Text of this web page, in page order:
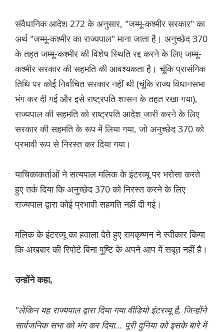
संवैधानिक आदेश 272 के अनुसार, "जम्मू-कश्मीर सरकार" का
अर्थ "जम्मू-कश्मीर का राज्यपाल" माना जाता है। अनुच्छेद 370
के तहत जम्मू-कश्मीर की विशेष स्थिति रद्द करने के लिए जम्मू-
कश्मीर सरकार की सहमति की आवश्यकता है। चूंकि प्रासंगिक
तिथि पर कोई निर्वाचित सरकार नहीं थी (चूंकि राज्य विधानसभा
भंग कर दी गई और इसे राष्ट्रपति शासन के तहत रखा गया),
राज्यपाल की सहमति को राष्ट्रपति आदेश जारी करने के लिए
सरकार की सहमति के रूप में लिया गया, जो अनुच्छेद 370 को
प्रभावी रूप से निरस्त कर दिया गया।
याचिकाकर्ताओं ने सत्यपाल मलिक के इंटरव्यू पर भरोसा करते
हुए तर्क दिया कि अनुच्छेद 370 को निरस्त करने के लिए
राज्यपाल द्वारा कोई प्रभावी सहमति नहीं दी गई।
मलिक के इंटरव्यू का हवाला देते हुए रामकृष्णन ने स्वीकार किया
कि अखबार की रिपोर्ट बिना पुष्टि के अपने आप में सबूत नहीं है।
उन्होंने कहा,
"लेकिन यह राज्यपाल द्वारा दिया गया वीडियो इंटरव्यू है, जिन्होंने
सार्वजनिक सभा को भंग कर दिया... पूरी दुनिया को इसके बारे में